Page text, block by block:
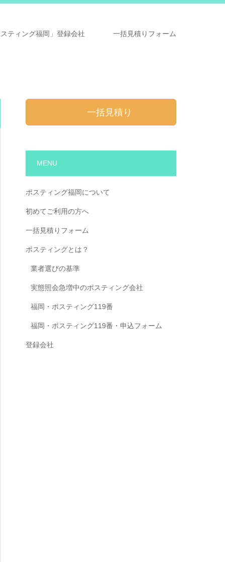
スティング福岡」登録会社 一括見積りフォーム
一括見積り
MENU
ポスティング福岡について
初めてご利用の方へ
一括見積りフォーム
ポスティングとは？
業者選びの基準
実態照会急増中のポスティング会社
福岡・ポスティング119番
福岡・ポスティング119番・申込フォーム
登録会社